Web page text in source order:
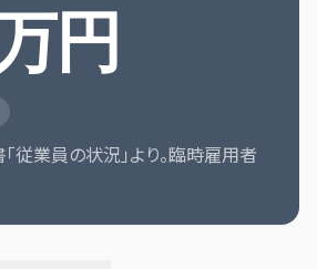
円
従業員の状況」より。臨時雇用者